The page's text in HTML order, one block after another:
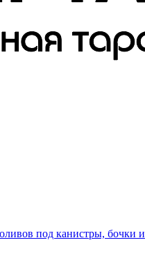
под канистры, бочки и